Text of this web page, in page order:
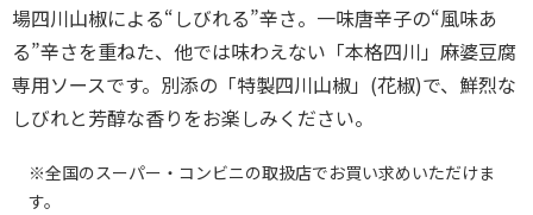
場四川山椒による“しびれる”辛さ。一味唐辛子の“風味あ
る”辛さを重ねた、他では味わえない「本格四川」麻婆豆腐
専用ソースです。別添の「特製四川山椒」(花椒)で、鮮烈な
しびれと芳醇な香りをお楽しみください。
※全国のスーパー・コンビニの取扱店でお買い求めいただけま
す。